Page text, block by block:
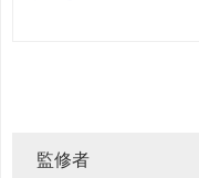
監修者